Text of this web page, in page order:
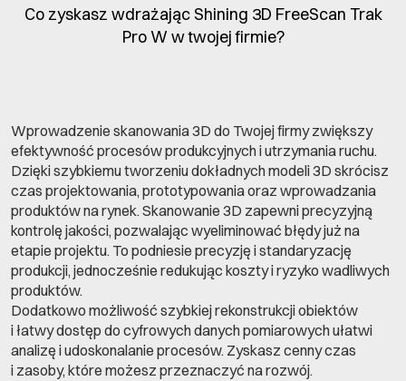
Co zyskasz wdrażając Shining 3D FreeScan Trak
Pro W w twojej firmie?
Wprowadzenie skanowania 3D do Twojej firmy zwiększy
efektywność procesów produkcyjnych i utrzymania ruchu.
Dzięki szybkiemu tworzeniu dokładnych modeli 3D skrócisz
czas projektowania, prototypowania oraz wprowadzania
produktów na rynek. Skanowanie 3D zapewni precyzyjną
kontrolę jakości, pozwalając wyeliminować błędy już na
etapie projektu. To podniesie precyzję i standaryzację
produkcji, jednocześnie redukując koszty i ryzyko wadliwych
produktów.
Dodatkowo możliwość szybkiej rekonstrukcji obiektów
i łatwy dostęp do cyfrowych danych pomiarowych ułatwi
analizę i udoskonalanie procesów. Zyskasz cenny czas
i zasoby, które możesz przeznaczyć na rozwój.